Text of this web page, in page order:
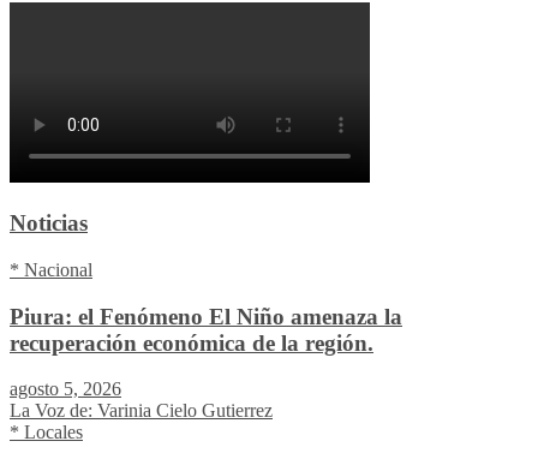
Noticias
* Nacional
Piura: el Fenómeno El Niño amenaza la
recuperación económica de la región.
agosto 5, 2026
La Voz de: Varinia Cielo Gutierrez
* Locales